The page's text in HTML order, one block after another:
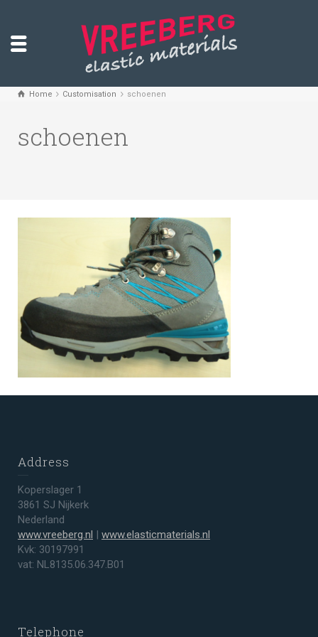
Home Customisation schoenen
schoenen
Address
Koperslager 1
3861 SJ Nijkerk
Nederland
www.vreeberg.nl | www.elasticmaterials.nl
Kvk: 30197991
vat: NL8135.06.347.B01
Telephone